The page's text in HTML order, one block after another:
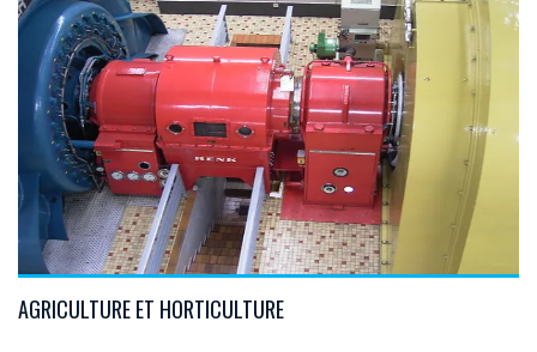
VIEW DETAILS
AGRICULTURE ET HORTICULTURE